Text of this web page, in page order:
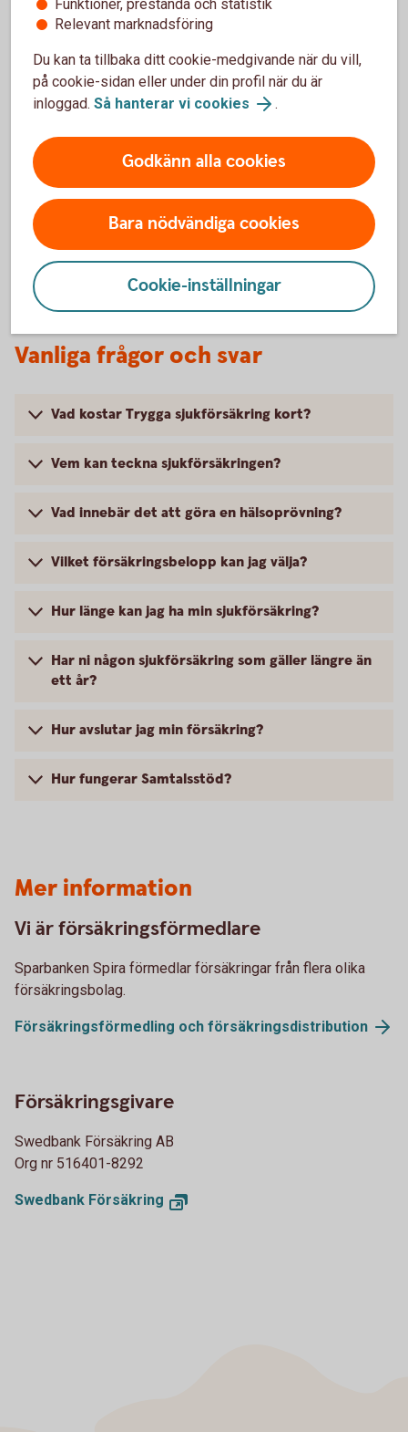
Har olyckan varit framme?
Här kan du göra din anmälan och ansöka om
ersättning.
Skadeanmälan – anmäl skada
Vanliga frågor och svar
Vad kostar Trygga sjukförsäkring kort?
Vem kan teckna sjukförsäkringen?
Vad innebär det att göra en hälsoprövning?
Vilket försäkringsbelopp kan jag välja?
Hur länge kan jag ha min sjukförsäkring?
Har ni någon sjukförsäkring som gäller längre än
ett år?
Hur avslutar jag min försäkring?
Hur fungerar Samtalsstöd?
Mer information
Vi är försäkringsförmedlare
Sparbanken Spira förmedlar försäkringar från flera olika
försäkringsbolag.
Försäkringsförmedling och försäkringsdistribution
Försäkringsgivare
Swedbank Försäkring AB
Org nr 516401-8292
Swedbank Försäkring
Funktioner, prestanda och statistik
Relevant marknadsföring
Du kan ta tillbaka ditt cookie-medgivande när du vill,
på cookie-sidan eller under din profil när du är
inloggad. Så hanterar vi cookies .
Godkänn alla cookies
Bara nödvändiga cookies
Cookie-inställningar